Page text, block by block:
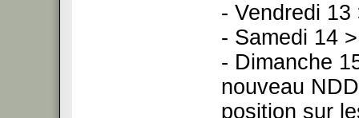
- Vendredi 13
- Samedi 14
- Dimanche
nouveau
position sur